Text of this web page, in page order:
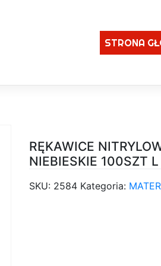
STRONA
RĘKAWICE
NIEBIESKIE 100SZT L
SKU: 2584 Kategoria: